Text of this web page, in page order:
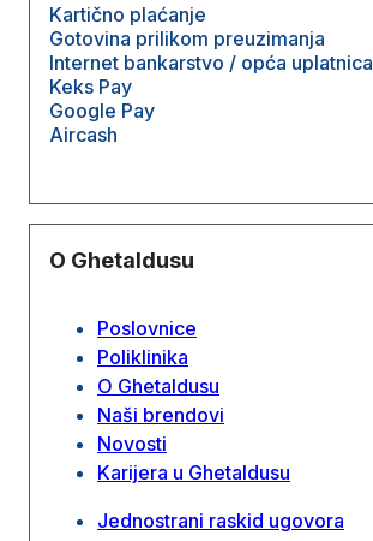
Kartično plaćanje
Gotovina prilikom preuzimanja
Internet bankarstvo / opća uplatnica
Keks Pay
Google Pay
Aircash
O Ghetaldusu
Poslovnice
Poliklinika
O Ghetaldusu
Naši brendovi
Novosti
Karijera u Ghetaldusu
Jednostrani raskid ugovora